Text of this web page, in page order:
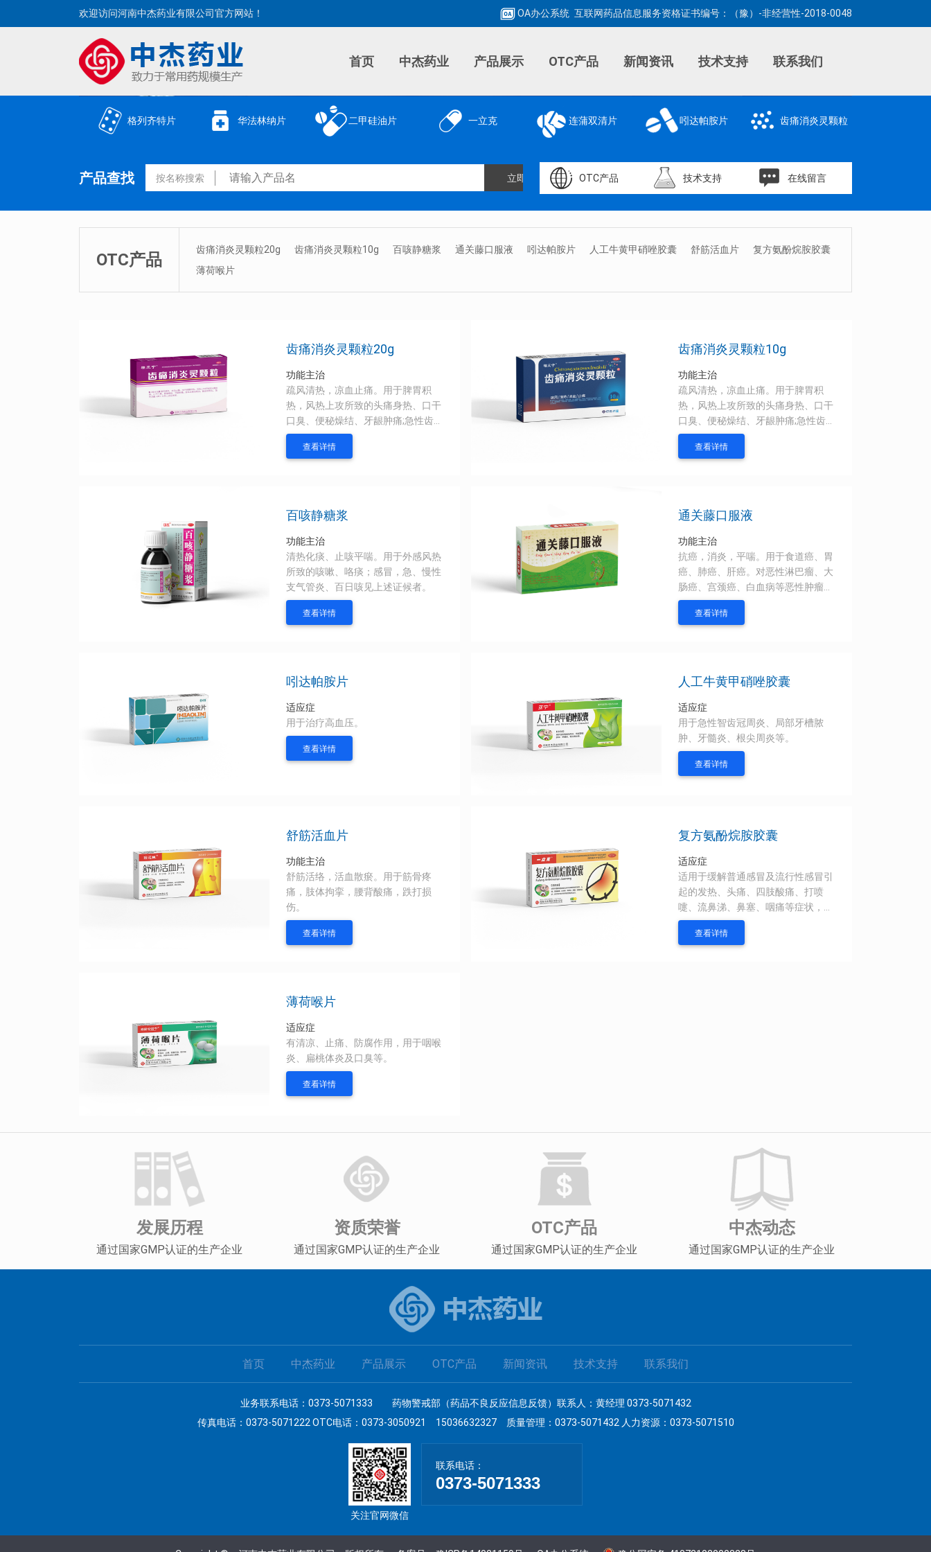
欢迎访问河南中杰药业有限公司官方网站！ OA办公系统 互联网药品信息服务资格证书编号：（豫）-非经营性-2018-0048
首页 中杰药业 产品展示 OTC产品 新闻资讯 技术支持 联系我们
格列齐特片 华法林纳片 二甲硅油片 一立克 连蒲双清片 吲达帕胺片 齿痛消炎灵颗粒
产品查找 按名称搜索 OTC产品 技术支持 在线留言
OTC产品
齿痛消炎灵颗粒20g 齿痛消炎灵颗粒10g 百咳静糖浆 通关藤口服液 吲达帕胺片 人工牛黄甲硝唑胶囊 舒筋活血片
复方氨酚烷胺胶囊
薄荷喉片
齿痛消炎灵颗粒20g
功能主治
疏风清热，凉血止痛。用于脾胃积
热，风热上攻所致的头痛身热、口干
口臭、便秘燥结、牙龈肿痛;急性齿根
尖周炎、智齿冠周炎、急性牙龈(周)
炎见上述证候者。
查看详情
齿痛消炎灵颗粒10g
功能主治
疏风清热，凉血止痛。用于脾胃积
热，风热上攻所致的头痛身热、口干
口臭、便秘燥结、牙龈肿痛;急性齿根
尖周炎、智齿冠周炎、急性牙龈(周)
炎见上述证候者。
查看详情
百咳静糖浆
功能主治
清热化痰、止咳平喘。用于外感风热
所致的咳嗽、咯痰；感冒，急、慢性
支气管炎、百日咳见上述证候者。
查看详情
通关藤口服液
功能主治
抗癌，消炎，平喘。用于食道癌、胃
癌、肺癌、肝癌。对恶性淋巴瘤、大
肠癌、宫颈癌、白血病等恶性肿瘤亦
有疗效。并可配合放疗、化疗和手术
后治疗。并用于慢性支气管炎、支气
查看详情
吲达帕胺片
适应症
用于治疗高血压。
查看详情
人工牛黄甲硝唑胶囊
适应症
用于急性智齿冠周炎、局部牙槽脓
肿、牙髓炎、根尖周炎等。
查看详情
舒筋活血片
功能主治
舒筋活络，活血散瘀。用于筋骨疼
痛，肢体拘挛，腰背酸痛，跌打损
伤。
查看详情
复方氨酚烷胺胶囊
适应症
适用于缓解普通感冒及流行性感冒引
起的发热、头痛、四肢酸痛、打喷
嚏、流鼻涕、鼻塞、咽痛等症状，也
可用于流行性感冒的预防和治疗。
查看详情
薄荷喉片
适应症
有清凉、止痛、防腐作用，用于咽喉
炎、扁桃体炎及口臭等。
查看详情
发展历程
通过国家GMP认证的生产企业
资质荣誉
通过国家GMP认证的生产企业
OTC产品
通过国家GMP认证的生产企业
中杰动态
通过国家GMP认证的生产企业
首页 中杰药业 产品展示 OTC产品 新闻资讯 技术支持 联系我们
业务联系电话：0373-5071333
药物警戒部（药品不良反应信息反馈）联系人：黄经理 0373-5071432
传真电话：0373-5071222 OTC电话：0373-3050921 15036632327 质量管理：0373-5071432 人力资源：0373-5071510
关注官网微信
联系电话：
0373-5071333